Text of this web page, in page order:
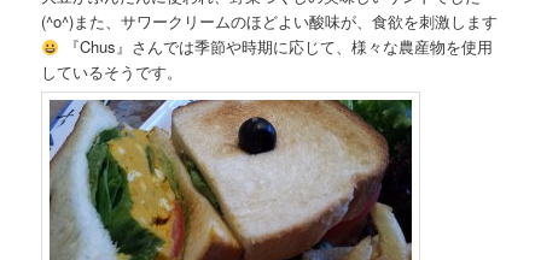
(^o^)また、サワークリームのほどよい酸味が、食欲を刺激します
『Chus』さんでは季節や時期に応じて、様々な農産物を使用
しているそうです。